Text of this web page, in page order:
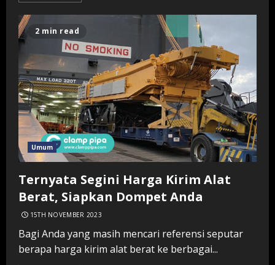
2 min read
Umum
Ternyata Segini Harga Kirim Alat
Berat, Siapkan Dompet Anda
15TH NOVEMBER 2023
Bagi Anda yang masih mencari referensi seputar
berapa harga kirim alat berat ke berbagai...